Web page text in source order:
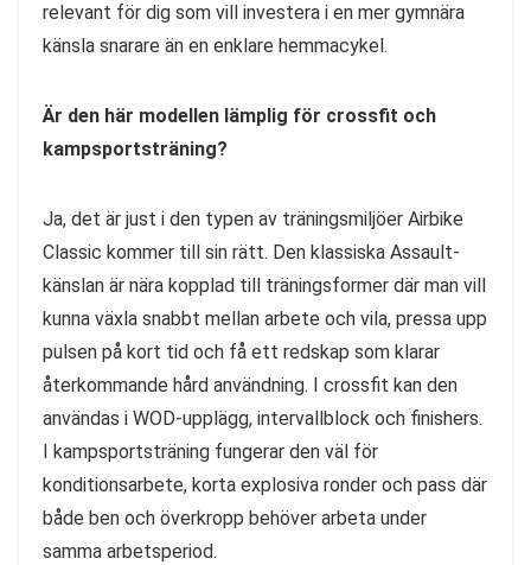
relevant för dig som vill investera i en mer gymnära
känsla snarare än en enklare hemmacykel.
Är den här modellen lämplig för crossfit och
kampsportsträning?
Ja, det är just i den typen av träningsmiljöer Airbike
Classic kommer till sin rätt. Den klassiska Assault-
känslan är nära kopplad till träningsformer där man vill
kunna växla snabbt mellan arbete och vila, pressa upp
pulsen på kort tid och få ett redskap som klarar
återkommande hård användning. I crossfit kan den
användas i WOD-upplägg, intervallblock och finishers.
I kampsportsträning fungerar den väl för
konditionsarbete, korta explosiva ronder och pass där
både ben och överkropp behöver arbeta under
samma arbetsperiod.